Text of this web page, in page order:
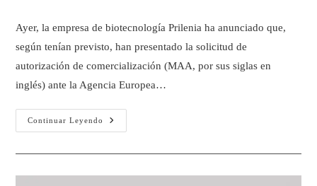
Ayer, la empresa de biotecnología Prilenia ha anunciado que,
según tenían previsto, han presentado la solicitud de
autorización de comercialización (MAA, por sus siglas en
inglés) ante la Agencia Europea…
Continuar Leyendo